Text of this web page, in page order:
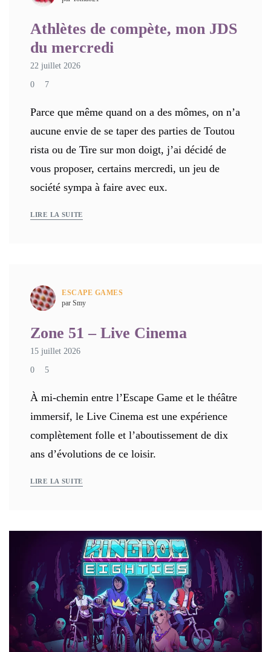
Athlètes de compète, mon JDS
du mercredi
22 juillet 2026
0 7
Parce que même quand on a des mômes, on n’a
aucune envie de se taper des parties de Toutou
rista ou de Tire sur mon doigt, j’ai décidé de
vous proposer, certains mercredi, un jeu de
société sympa à faire avec eux.
LIRE LA SUITE
ESCAPE GAMES
par Smy
Zone 51 – Live Cinema
15 juillet 2026
0 5
À mi-chemin entre l’Escape Game et le théâtre
immersif, le Live Cinema est une expérience
complètement folle et l’aboutissement de dix
ans d’évolutions de ce loisir.
LIRE LA SUITE